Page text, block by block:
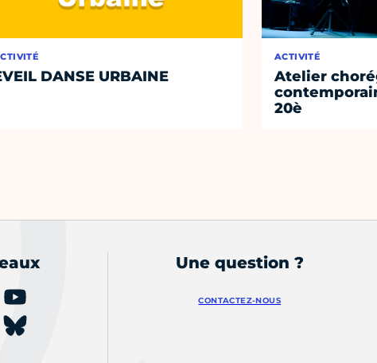
DANSE URBAINE
ACTIVITÉ
Atelier
20è
Une question ?
CONTACTEZ-NOUS